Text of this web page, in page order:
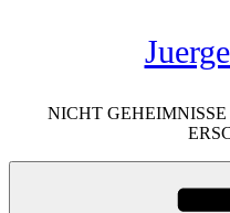
NICHT